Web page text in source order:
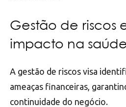
Gestão de riscos
impacto na
A gestão de riscos visa
ameaças financeiras,
continuidade do negócio.